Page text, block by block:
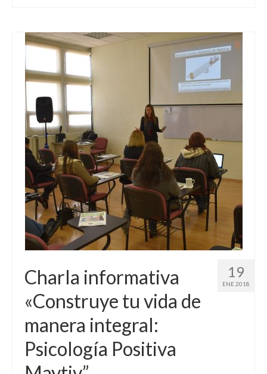
19
ENE 2018
Charla informativa
«Construye tu vida de
manera integral:
Psicología Positiva